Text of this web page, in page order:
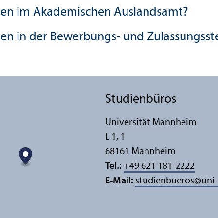
im Akademischen Auslands­amt?
in der Bewerbungs- und
Studien­büros
Universität Mannheim
L 1, 1
68161 Mannheim
Tel.: +49 621 181-2222
E-Mail: studienbueros@